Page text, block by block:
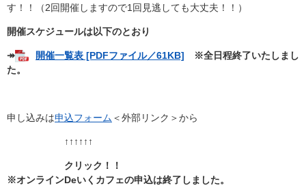
す！！（2回開催しますので1回見逃しても大丈夫！！）
開催スケジュールは以下のとおり
↠ 開催一覧表 [PDFファイル／61KB] ※全日程終了いたしまし
た。
申し込みは申込フォーム ＜外部リンク＞から
↑↑↑↑↑↑
クリック！！
※オンラインDeいくカフェの申込は終了しました。